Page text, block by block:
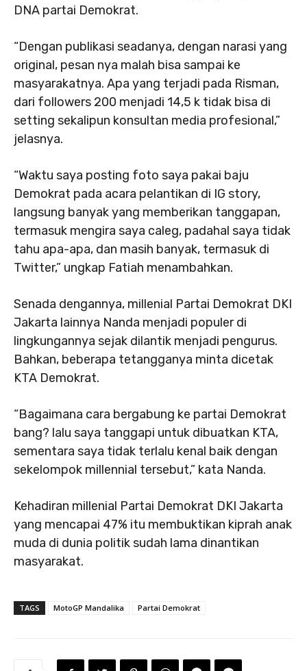
DNA partai Demokrat.
“Dengan publikasi seadanya, dengan narasi yang
original, pesan nya malah bisa sampai ke
masyarakatnya. Apa yang terjadi pada Risman,
dari followers 200 menjadi 14,5 k tidak bisa di
setting sekalipun konsultan media profesional,”
jelasnya.
“Waktu saya posting foto saya pakai baju
Demokrat pada acara pelantikan di IG story,
langsung banyak yang memberikan tanggapan,
termasuk mengira saya caleg, padahal saya tidak
tahu apa-apa, dan masih banyak, termasuk di
Twitter,” ungkap Fatiah menambahkan.
Senada dengannya, millenial Partai Demokrat DKI
Jakarta lainnya Nanda menjadi populer di
lingkungannya sejak dilantik menjadi pengurus.
Bahkan, beberapa tetangganya minta dicetak
KTA Demokrat.
“Bagaimana cara bergabung ke partai Demokrat
bang? lalu saya tanggapi untuk dibuatkan KTA,
sementara saya tidak terlalu kenal baik dengan
sekelompok millennial tersebut,” kata Nanda.
Kehadiran millenial Partai Demokrat DKI Jakarta
yang mencapai 47% itu membuktikan kiprah anak
muda di dunia politik sudah lama dinantikan
masyarakat.
TAGS MotoGP Mandalika Partai Demokrat